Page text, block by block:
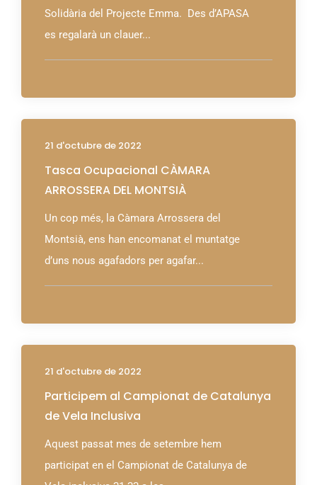
Solidària del Projecte Emma. Des d’APASA
es regalarà un clauer...
21 d'octubre de 2022
Tasca Ocupacional CÀMARA
ARROSSERA DEL MONTSIÀ
Un cop més, la Càmara Arrossera del
Montsià, ens han encomanat el muntatge
d’uns nous agafadors per agafar...
21 d'octubre de 2022
Participem al Campionat de Catalunya
de Vela Inclusiva
Aquest passat mes de setembre hem
participat en el Campionat de Catalunya de